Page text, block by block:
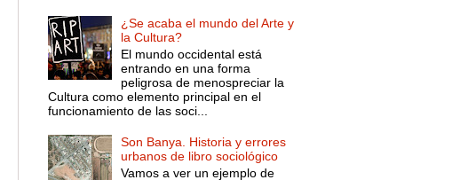
¿Se acaba el mundo del Arte y
la Cultura?
El mundo occidental está
entrando en una forma
peligrosa de menospreciar la
Cultura como elemento principal en el
funcionamiento de las soci...
Son Banya. Historia y errores
urbanos de libro sociológico
Vamos a ver un ejemplo de